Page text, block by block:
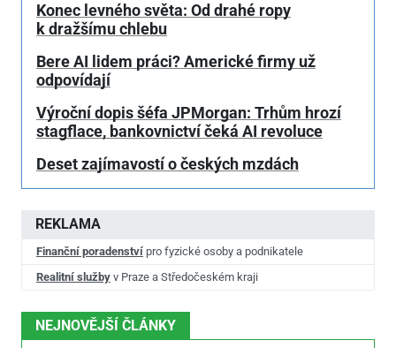
REKLAMA
Finanční poradenství pro fyzické osoby a podnikatele
Realitní služby v Praze a Středočeském kraji
NEJNOVĚJŠÍ ČLÁNKY
Konec levného světa: Od drahé ropy
k dražšímu chlebu
Bere AI lidem práci? Americké firmy už
odpovídají
Výroční dopis šéfa JPMorgan: Trhům hrozí
stagflace, bankovnictví čeká AI revoluce
Deset zajímavostí o českých mzdách